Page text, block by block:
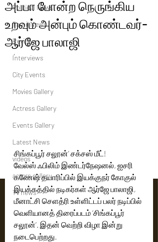
Political News
Tamil News
Reviews
Interviews
City Events
Movies Gallery
Actress Gallery
Events Gallery
Latest News
videos
actors gallery
Tv news
அப்பா போன்ற நெருங்கிய
உறவும் அன்பும் கொண்டவர்-
ஆர்ஜே பாலாஜி
’
சிங்கப்பூர் சலூன்’ சக்சஸ் மீட்!
வேல்ஸ் ஃபிலிம் இண்டர்நேஷனல், ஐசரி
கணேஷ் தயாரிப்பில் இயக்குநர் கோகுல்
இயக்கத்தில் நடிகர்கள் ஆர்ஜே பாலாஜி,
மீனாட்சி செளத்ரி உள்ளிட்டப் பலர் நடிப்பில்
வெளியானத் திரைப்படம் ‘சிங்கப்பூர்
சலூன்’. இதன் வெற்றி விழா இன்று
நடைபெற்றது.